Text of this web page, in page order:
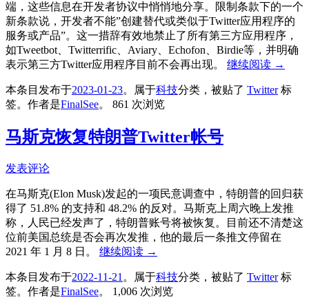
端，这些信息在开发者协议中悄悄地分享。限制条款下的一个
新条款说，开发者不能”创建替代或类似于Twitter应用程序的
服务或产品”。这一措辞有效地禁止了所有第三方应用程序，
如Tweetbot、Twitterrific、Aviary、Echofon、Birdie等，并明确
表示第三方Twitter应用程序目前不会再出现。 继续阅读 →
本条目发布于2023-01-23。属于科技分类，被贴了 Twitter标
签。 作者是FinalSee。 861 次浏览
马斯克恢复特朗普Twitter帐号
发表评论
在马斯克(Elon Musk)发起的一项民意调查中，特朗普的回归获
得了 51.8% 的支持和 48.2% 的反对。马斯克上周六晚上发推
称，人民已经发声了，特朗普账号将被恢复。目前还不清楚这
位前美国总统是否会再次发推，他的最后一条推文停留在
2021 年 1 月 8 日。 继续阅读 →
本条目发布于2022-11-21 。属于科技分类，被贴了 Twitter标
签。 作者是FinalSee。 1,006 次浏览